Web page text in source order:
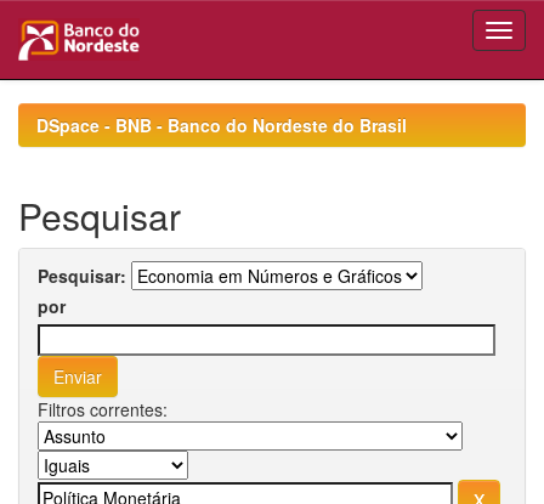
navigationDSpace - BNB - Banco do Nordeste do Brasil
Pesquisar
Pesquisar:
por
Filtros correntes: